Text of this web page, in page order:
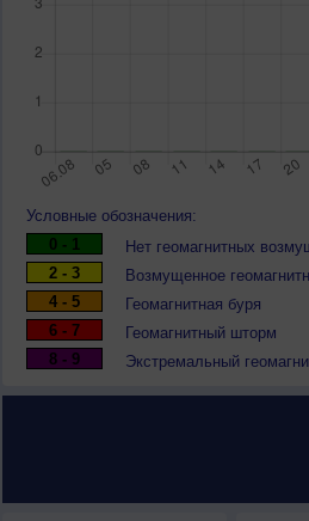
Условные обозначения:
0 - 1
Нет геомагнитных
2 - 3
Возмущенное
4 - 5
Геомагнитная буря
6 - 7
Геомагнитный шторм
8 - 9
Экстремальный